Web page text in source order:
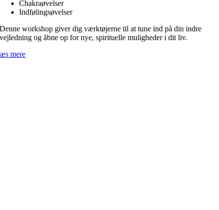
Chakraøvelser
Indfølingsøvelser
Denne workshop giver dig værktøjerne til at tune ind på din indre
vejledning og åbne op for nye, spirituelle muligheder i dit liv.
mere